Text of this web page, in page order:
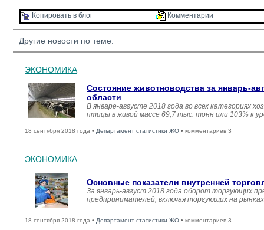
Копировать в блог Комментарии
Другие новости по теме:
ЭКОНОМИКА
Состояние животноводства за январь-
области
В январе-августе 2018 года во всех категориях
птицы в живой массе 69,7 тыс. тонн или 103% к
18 сентября 2018 года • Департамент статистики ЖО • комментариев 3
ЭКОНОМИКА
Основные показатели внутренней
За январь-август 2018 года оборот торгующих
предпринимателей, включая торгующих на
18 сентября 2018 года • Департамент статистики ЖО • комментариев 3